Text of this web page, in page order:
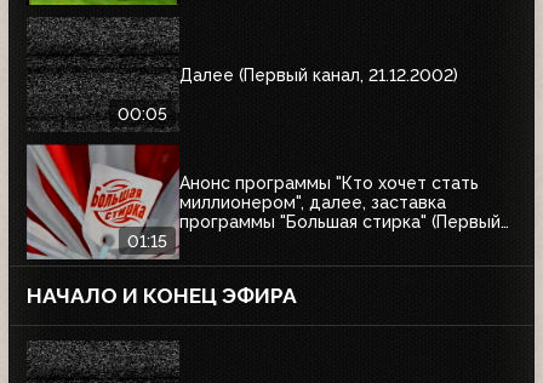
00:05
Далее (Первый канал, 21.12.2002)
01:15
Анонс программы "Кто хочет стать
миллионером", далее, заставка
программы "Большая стирка" (Первый
НАЧАЛО И КОНЕЦ ЭФИРА